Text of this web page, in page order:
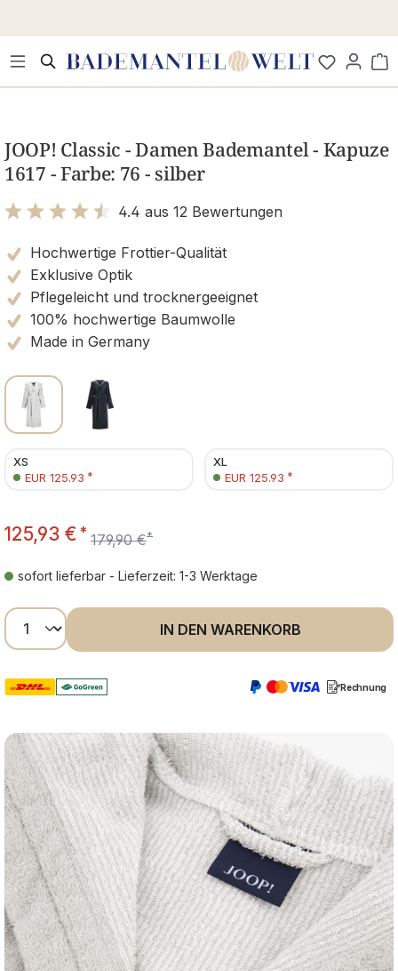
JOOP! Classic - Damen Bademantel - Kapuze
1617 - Farbe: 76 - silber
4.4 aus 12 Bewertungen
Hochwertige Frottier-Qualität
Exklusive Optik
Pflegeleicht und trocknergeeignet
100% hochwertige Baumwolle
Made in Germany
XS
EUR 125.93 *
XL
EUR 125.93 *
125,93 € * 179,90 €*
sofort lieferbar - Lieferzeit: 1-3 Werktage
Produkt Anzahl: Gib den gewünschten
IN DEN WARENKORB
Rechnung